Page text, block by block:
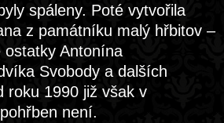
spáleny. Poté vytvořila
z památníku malý hřbitov –
ostatky Antonína
Svobody a dalších
roku 1990 již však v
není.